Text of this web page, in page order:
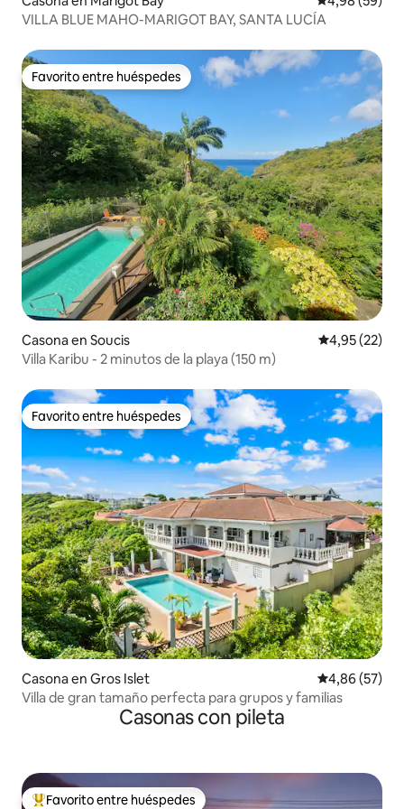
VILLA BLUE MAHO-MARIGOT BAY, SANTA LUCÍA
Favorito entre huéspedes
Favorito entre huéspedes
Casona en Soucis Calificación
4,95 (22)
Villa Karibu - 2 minutos de la playa (150 m)
Favorito entre huéspedes
Favorito entre huéspedes
Casona en Gros Islet Calificación
4,86 (57)
Villa de gran tamaño perfecta para grupos y familias
Casonas con pileta
Favorito entre huéspedes